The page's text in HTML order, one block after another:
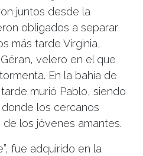
juntos desde la
obligados a separar
más tarde Virginia,
velero en el que
En la bahía de
murió Pablo, siendo
los cercanos
los jóvenes amantes.
fue adquirido en la